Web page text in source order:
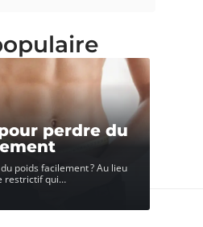
perdre du
poids facilement ? Au lieu
restrictif qui…